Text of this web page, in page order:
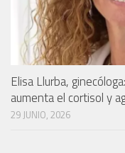
Elisa Llurba,
aumenta el cortisol y
29 JUNIO, 2026